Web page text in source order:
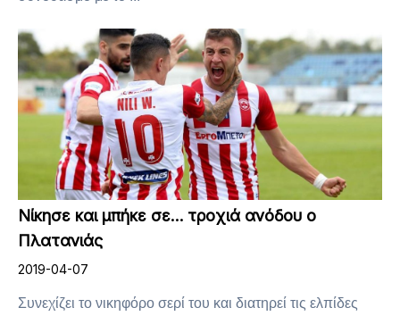
Νίκησε και μπήκε σε… τροχιά ανόδου ο
Πλατανιάς
2019-04-07
Συνεχίζει το νικηφόρο σερί του και διατηρεί τις ελπίδες